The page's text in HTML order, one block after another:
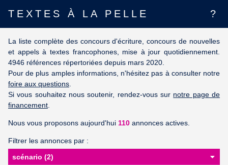
TEXTES À LA PELLE ?
La liste complète des concours d'écriture, concours de nouvelles
et appels à textes francophones, mise à jour quotidiennement.
4946 références répertoriées depuis mars 2020.
Pour de plus amples informations, n'hésitez pas à consulter notre
foire aux questions
Si vous souhaitez nous soutenir, rendez-vous sur notre page de
financement
Nous vous proposons aujourd'hui 110 annonces actives.
Filtrer les annonces par :